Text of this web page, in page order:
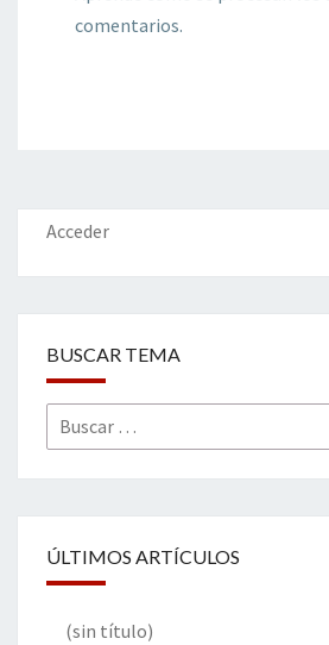
comentarios.
Acceder
BUSCAR TEMA
Buscar
por:
ÚLTIMOS ARTÍCULOS
(sin título)